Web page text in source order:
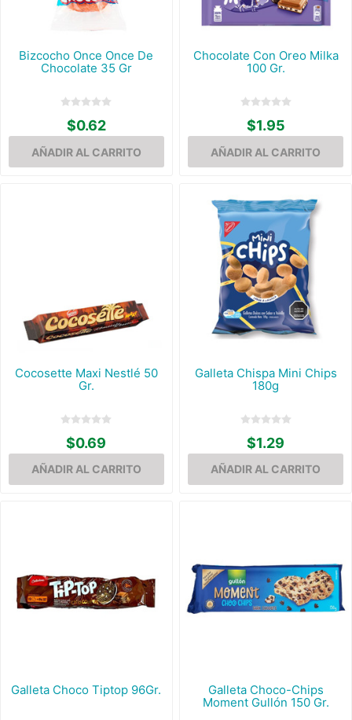
Bizcocho Once Once De
Chocolate 35 Gr
$0.62
Chocolate Con Oreo Milka
100 Gr.
$1.95
Cocosette Maxi Nestlé 50
Gr.
$0.69
Galleta Chispa Mini Chips
180g
$1.29
Galleta Choco Tiptop 96Gr.
Galleta Choco-Chips
Moment Gullón 150 Gr.